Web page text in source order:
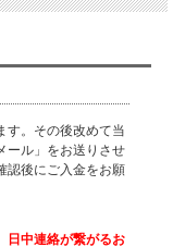
す。その後改めて当
ール」をお送りさせ
認後にご入金をお願
日中連絡が繋がるお